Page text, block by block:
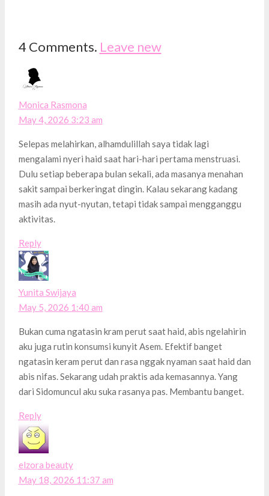
4 Comments. Leave new
Monica Rasmona
May 4, 2026 3:23 am
Selepas melahirkan, alhamdulillah saya tidak lagi
mengalami nyeri haid saat hari-hari pertama menstruasi.
Dulu setiap beberapa bulan sekali, ada masanya menahan
sakit sampai berkeringat dingin. Kalau sekarang kadang
masih ada nyut-nyutan, tetapi tidak sampai mengganggu
aktivitas.
Reply
Yunita Swijaya
May 5, 2026 1:40 am
Bukan cuma ngatasin kram perut saat haid, abis ngelahirin
aku juga rutin konsumsi kunyit Asem. Efektif banget
ngatasin keram perut dan rasa nggak nyaman saat haid dan
abis nifas. Sekarang udah praktis ada kemasannya. Yang
dari Sidomuncul aku suka rasanya pas. Membantu banget.
Reply
elzora beauty
May 18, 2026 11:37 am